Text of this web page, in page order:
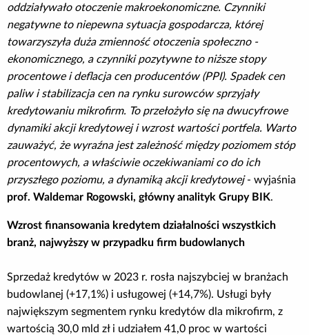
oddziaływało otoczenie makroekonomiczne. Czynniki
negatywne to niepewna sytuacja gospodarcza, której
towarzyszyła duża zmienność otoczenia społeczno -
ekonomicznego, a czynniki pozytywne to niższe stopy
procentowe i deflacja cen producentów (PPI). Spadek cen
paliw i stabilizacja cen na rynku surowców sprzyjały
kredytowaniu mikrofirm. To przełożyło się na dwucyfrowe
dynamiki akcji kredytowej i wzrost wartości portfela. Warto
zauważyć, że wyraźna jest zależność między poziomem stóp
procentowych, a właściwie oczekiwaniami co do ich
przyszłego poziomu, a dynamiką akcji kredytowej- wyjaśnia
prof. Waldemar Rogowski, główny analityk Grupy BIK.
Wzrost finansowania kredytem działalności wszystkich
branż, najwyższy w przypadku firm budowlanych
Sprzedaż kredytów w 2023 r. rosła najszybciej w branżach
budowlanej (+17,1%) i usługowej (+14,7%). Usługi były
największym segmentem rynku kredytów dla mikrofirm, z
wartością 30,0 mld zł i udziałem 41,0 proc w wartości